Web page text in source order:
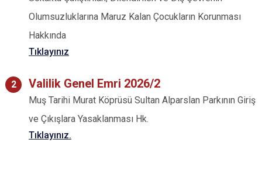
Olumsuzluklarına Maruz Kalan Çocukların Korunması
Hakkında
Tıklayınız
Valilik Genel Emri 2026/2
Muş Tarihi Murat Köprüsü Sultan Alparslan Parkının Giriş
ve Çıkışlara Yasaklanması Hk.
Tıklayınız.